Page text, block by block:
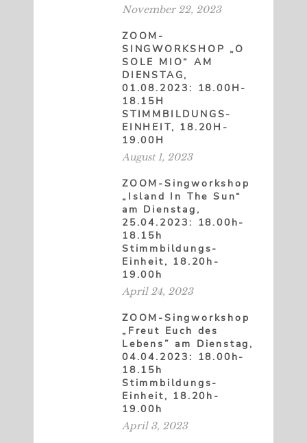
November 22, 2023
ZOOM-
SINGWORKSHOP „O
SOLE MIO“ AM
DIENSTAG,
01.08.2023: 18.00H-
18.15H
STIMMBILDUNGS-
EINHEIT, 18.20H-
19.00H
August 1, 2023
ZOOM-Singworkshop
„Island In The Sun“
am Dienstag,
25.04.2023: 18.00h-
18.15h
Stimmbildungs-
Einheit, 18.20h-
19.00h
April 24, 2023
ZOOM-Singworkshop
„Freut Euch des
Lebens” am Dienstag,
04.04.2023: 18.00h-
18.15h
Stimmbildungs-
Einheit, 18.20h-
19.00h
April 3, 2023